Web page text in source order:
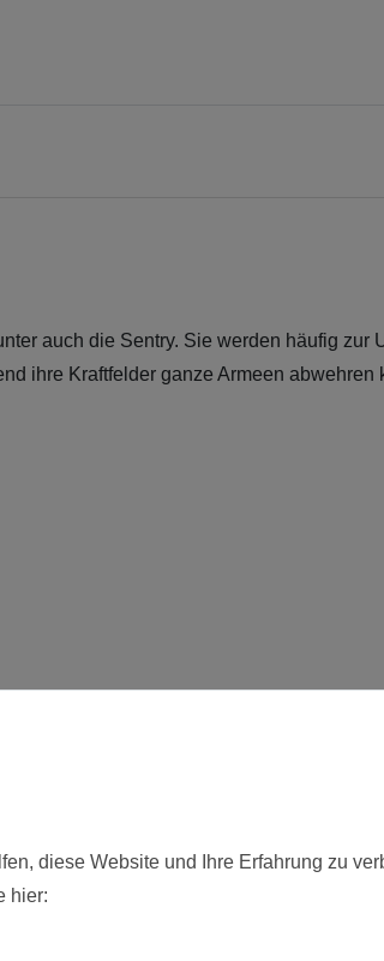
auch die Sentry. Sie werden häufig zur
ihre Kraftfelder ganze Armeen abwehren
diese Website und Ihre Erfahrung zu
hier: